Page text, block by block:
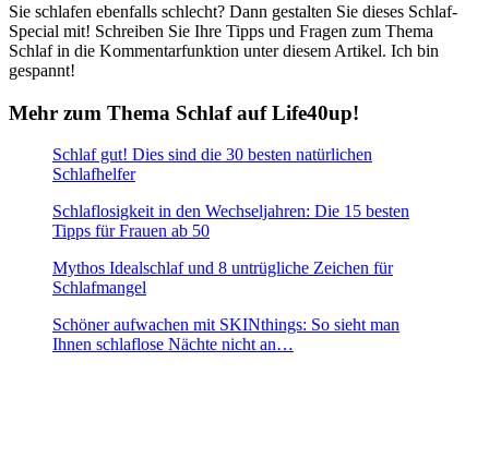
Sie schlafen ebenfalls schlecht? Dann gestalten Sie dieses Schlaf-
Special mit! Schreiben Sie Ihre Tipps und Fragen zum Thema
Schlaf in die Kommentarfunktion unter diesem Artikel. Ich bin
gespannt!
Mehr zum Thema Schlaf auf Life40up!
Schlaf gut! Dies sind die 30 besten natürlichen
Schlafhelfer
Schlaflosigkeit in den Wechseljahren: Die 15 besten
Tipps für Frauen ab 50
Mythos Idealschlaf und 8 untrügliche Zeichen für
Schlafmangel
Schöner aufwachen mit SKINthings: So sieht man
Ihnen schlaflose Nächte nicht an…